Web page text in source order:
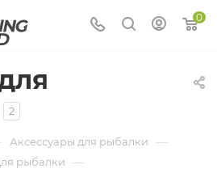
0
2
Аксессуары для рыбалки —
рыбалки —